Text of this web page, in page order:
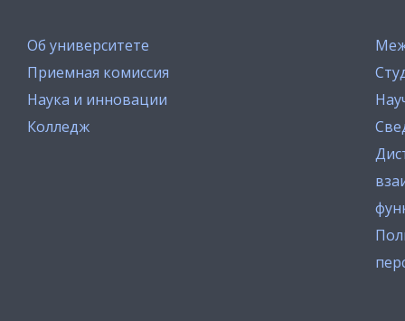
Об университете
Приемная комиссия
Наука и инновации
Колледж